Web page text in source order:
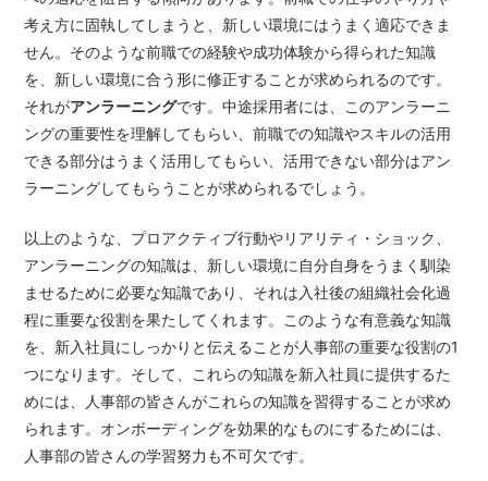
考え方に固執してしまうと、新しい環境にはうまく適応できま
せん。そのような前職での経験や成功体験から得られた知識
を、新しい環境に合う形に修正することが求められるのです。
それがアンラーニングです。中途採用者には、このアンラーニ
ングの重要性を理解してもらい、前職での知識やスキルの活用
できる部分はうまく活用してもらい、活用できない部分はアン
ラーニングしてもらうことが求められるでしょう。
以上のような、プロアクティブ行動やリアリティ・ショック、
アンラーニングの知識は、新しい環境に自分自身をうまく馴染
ませるために必要な知識であり、それは入社後の組織社会化過
程に重要な役割を果たしてくれます。このような有意義な知識
を、新入社員にしっかりと伝えることが人事部の重要な役割の1
つになります。そして、これらの知識を新入社員に提供するた
めには、人事部の皆さんがこれらの知識を習得することが求め
られます。オンボーディングを効果的なものにするためには、
人事部の皆さんの学習努力も不可欠です。